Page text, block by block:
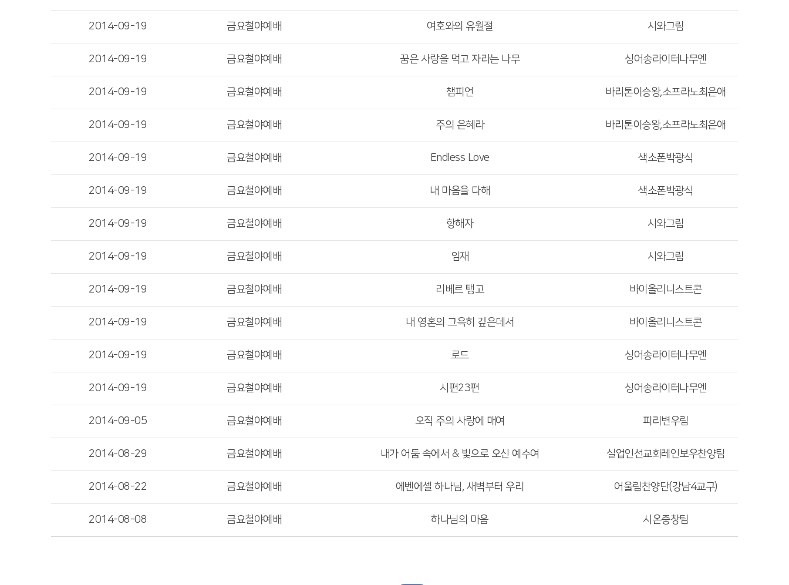
2014-09-19 금요철야예배 여호와의 유월절 시와그림
2014-09-19 금요철야예배 꿈은 사랑을 먹고 자라는 나무 싱어송라이터나무엔
2014-09-19 금요철야예배 챔피언 바리톤이승왕,소프라노최은애
2014-09-19 금요철야예배 주의 은혜라 바리톤이승왕,소프라노최은애
2014-09-19 금요철야예배 Endless Love 색소폰박광식
2014-09-19 금요철야예배 내 마음을 다해 색소폰박광식
2014-09-19 금요철야예배 항해자 시와그림
2014-09-19 금요철야예배 임재 시와그림
2014-09-19 금요철야예배 리베르 탱고 바이올리니스트콘
2014-09-19 금요철야예배 내 영혼의 그윽히 깊은데서 바이올리니스트콘
2014-09-19 금요철야예배 로드 싱어송라이터나무엔
2014-09-19 금요철야예배 시편23편 싱어송라이터나무엔
2014-09-05 금요철야예배 오직 주의 사랑에 매여 피리변우림
2014-08-29 금요철야예배 내가 어둠 속에서 & 빛으로 오신 예수여 실업인선교회레인보우찬양팀
2014-08-22 금요철야예배 에벤에셀 하나님, 새벽부터 우리 어울림찬양단(강남4교구)
2014-08-08 금요철야예배 하나님의 마음 시온중창팀